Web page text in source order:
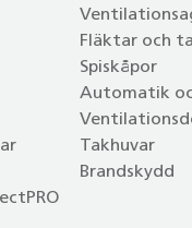
Fläktar och
Spiskåpor
Automatik
Takhuvar
Brandskydd